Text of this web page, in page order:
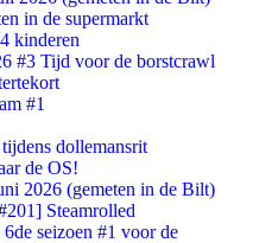
in de supermarkt
kinderen
#3 Tijd voor de borstcrawl
#1
dollemansrit
de OS!
2026 (gemeten in de Bilt)
Steamrolled
seizoen #1 voor de